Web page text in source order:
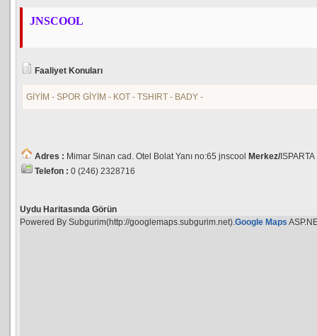
JNSCOOL
Faaliyet Konuları
GİYİM - SPOR GİYİM - KOT - TSHIRT - BADY -
Adres : Mimar Sinan cad. Otel Bolat Yanı no:65 jnscool Merkez/ ISPARTA
Telefon : 0 (246) 2328716
Uydu Haritasında Görün
Powered By Subgurim(http://googlemaps.subgurim.net).Google Maps